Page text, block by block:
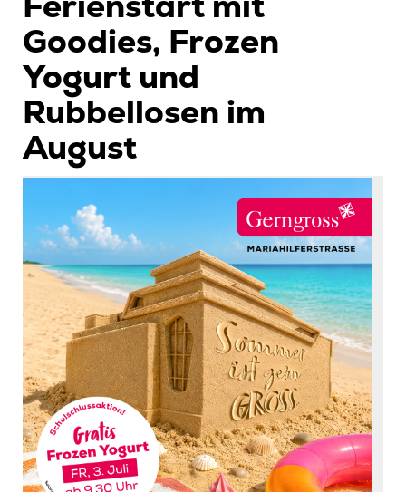
Goodies, Frozen
Yogurt und
Rubbellosen im
August